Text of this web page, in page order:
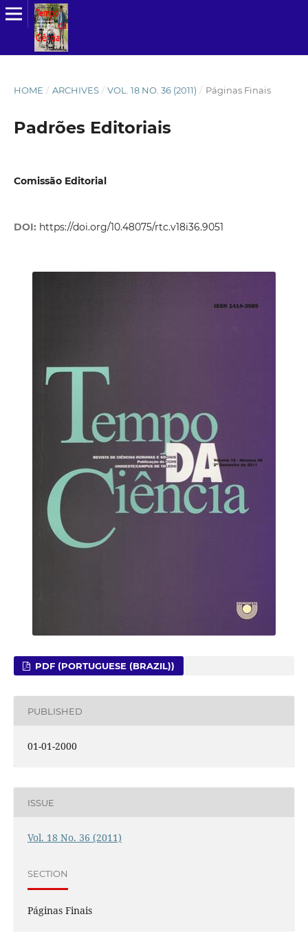
HOME / ARCHIVES / VOL. 18 NO. 36 (2011) / Páginas Finais
Padrões Editoriais
Comissão Editorial
DOI: https://doi.org/10.48075/rtc.v18i36.9051
PDF (PORTUGUESE (BRAZIL))
PUBLISHED
01-01-2000
ISSUE
Vol. 18 No. 36 (2011)
SECTION
Páginas Finais